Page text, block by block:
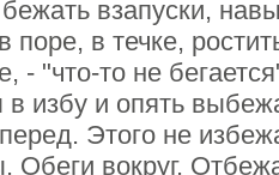
взапуски,
поре, в течке,
- "что-то не
избу и опять
Этого не
Обеги вокруг.